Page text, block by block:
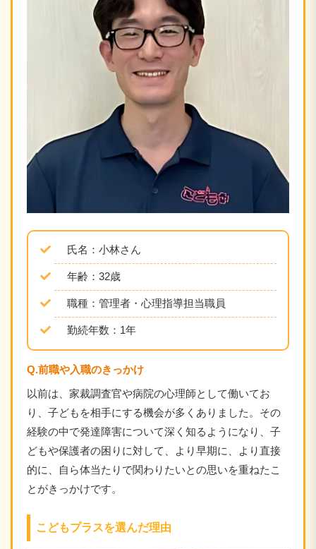
氏名：小林さん
年齢：32歳
職種：管理者・心理指導担当職員
勤続年数：1年
Q.前職や入職のきっかけ
以前は、家裁調査官や病院の心理師として働いてお
り、子どもを相手にする機会が多くありました。その
経験の中で発達障害について深く知るようになり、子
どもや保護者の困りに対して、より早期に、より直接
的に、自ら体当たりで関わりたいとの思いを重ねたこ
とがきっかけです。
こどもプラスを選んだ理由